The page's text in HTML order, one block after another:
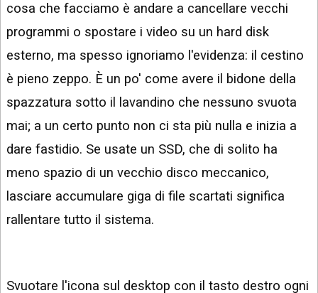
ARGOMENTI:
ANDROID
AI
APPS
APPS
TECNOLOGIA
NEWS
LINKEDIN
cosa che facciamo è andare a cancellare vecchi
programmi o spostare i video su un hard disk
esterno, ma spesso ignoriamo l'evidenza: il cestino
è pieno zeppo. È un po' come avere il bidone della
spazzatura sotto il lavandino che nessuno svuota
mai; a un certo punto non ci sta più nulla e inizia a
dare fastidio. Se usate un SSD, che di solito ha
meno spazio di un vecchio disco meccanico,
lasciare accumulare giga di file scartati significa
rallentare tutto il sistema.
Svuotare l'icona sul desktop con il tasto destro ogni